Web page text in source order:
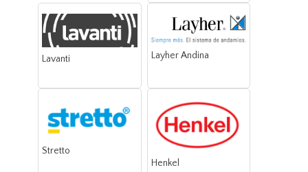
Lavanti Layher Andina
Stretto
Henkel